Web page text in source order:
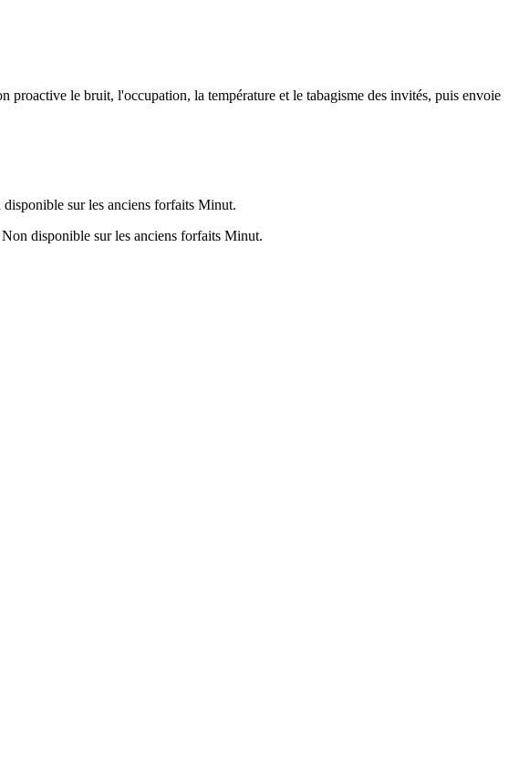
le bruit, l'occupation, la température et le tabagisme des invités, puis envoie
sur les anciens forfaits Minut.
disponible sur les anciens forfaits Minut.